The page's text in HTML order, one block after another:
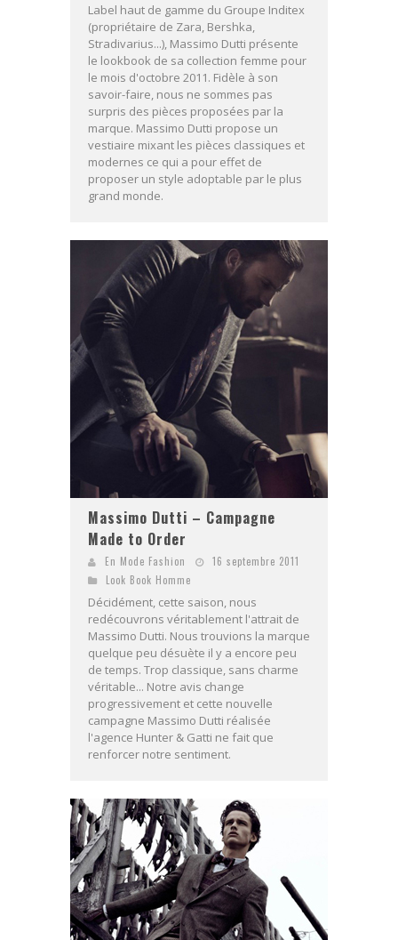
Label haut de gamme du Groupe Inditex
(propriétaire de Zara, Bershka,
Stradivarius...), Massimo Dutti présente
le lookbook de sa collection femme pour
le mois d'octobre 2011. Fidèle à son
savoir-faire, nous ne sommes pas
surpris des pièces proposées par la
marque. Massimo Dutti propose un
vestiaire mixant les pièces classiques et
modernes ce qui a pour effet de
proposer un style adoptable par le plus
grand monde.
Massimo Dutti – Campagne
Made to Order
En Mode Fashion
16 septembre 2011
Look Book Homme
Décidément, cette saison, nous
redécouvrons véritablement l'attrait de
Massimo Dutti. Nous trouvions la marque
quelque peu désuète il y a encore peu
de temps. Trop classique, sans charme
véritable... Notre avis change
progressivement et cette nouvelle
campagne Massimo Dutti réalisée
l'agence Hunter & Gatti ne fait que
renforcer notre sentiment.